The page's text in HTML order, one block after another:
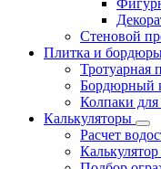
Стеновой
Плитка и
Тротуарная
Бордюрный
Колпаки для
Калькуляторы
Расчет